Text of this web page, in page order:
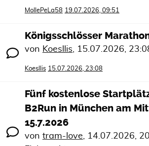
MollePeLa58 19.07.2026, 09:51
Königsschlösser
von Koesllis, 15.07.2026,
Koesllis 15.07.2026, 23:08
Fünf kostenlose
B2Run in München am
15.7.2026
von tram-love, 14.07.2026,